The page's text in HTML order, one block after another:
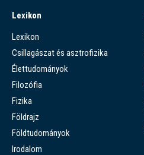
Lexikon
Lexikon
Csillagászat és asztrofizika
Élettudományok
Filozófia
Fizika
Földrajz
Földtudományok
Irodalom